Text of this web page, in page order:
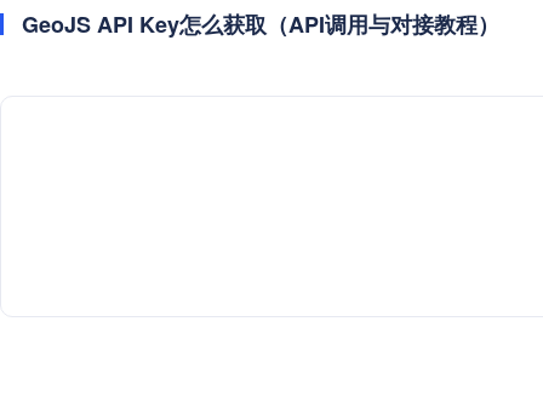
GeoJS API Key怎么获取（API调用与对接教程）